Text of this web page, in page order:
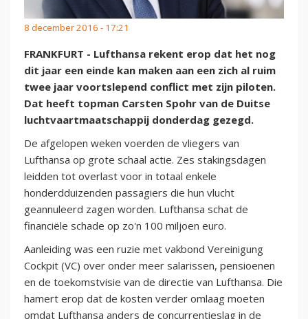
8 december 2016 - 17:21
FRANKFURT - Lufthansa rekent erop dat het nog
dit jaar een einde kan maken aan een zich al ruim
twee jaar voortslepend conflict met zijn piloten.
Dat heeft topman Carsten Spohr van de Duitse
luchtvaartmaatschappij donderdag gezegd.
De afgelopen weken voerden de vliegers van
Lufthansa op grote schaal actie. Zes stakingsdagen
leidden tot overlast voor in totaal enkele
honderdduizenden passagiers die hun vlucht
geannuleerd zagen worden. Lufthansa schat de
financiële schade op zo'n 100 miljoen euro.
Aanleiding was een ruzie met vakbond Vereinigung
Cockpit (VC) over onder meer salarissen, pensioenen
en de toekomstvisie van de directie van Lufthansa. Die
hamert erop dat de kosten verder omlaag moeten
omdat Lufthansa anders de concurrentieslag in de